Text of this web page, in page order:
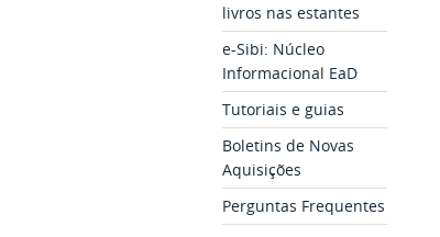
livros nas estantes
e-Sibi: Núcleo
Informacional EaD
Tutoriais e guias
Boletins de Novas
Aquisições
Perguntas Frequentes